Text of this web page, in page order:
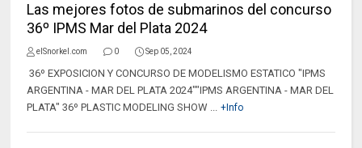
Las mejores fotos de submarinos del concurso
36º IPMS Mar del Plata 2024
elSnorkel.com 0 Sep 05, 2024
36º EXPOSICION Y CONCURSO DE MODELISMO ESTATICO "IPMS
ARGENTINA - MAR DEL PLATA 2024""IPMS ARGENTINA - MAR DEL
PLATA" 36º PLASTIC MODELING SHOW ... +Info